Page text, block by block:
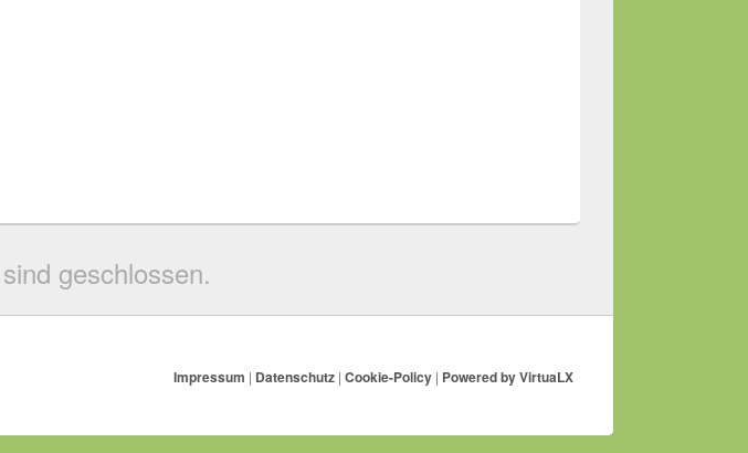
geschlossen.
Impressum | Datenschutz | Cookie-Policy | Powered byVirtuaLX